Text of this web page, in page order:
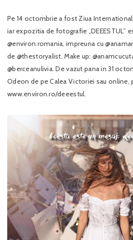
Pe 14 octombrie a fost Ziua
iar expozitia de fotografie „DEEESTUL”
@environ.romania, impreuna cu
de @thestoryalist. Make up:
@berceanulivia. De vazut pana in 31
Odeon de pe Calea Victoriei sau online,
www.environ.ro/deeestul.